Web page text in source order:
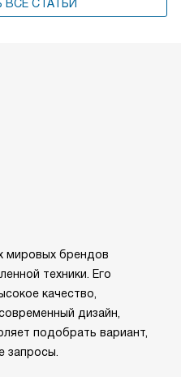
СТАТЬИ
мировых брендов
техники. Его
качество,
дизайн,
подобрать вариант,
запросы.